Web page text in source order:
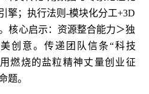
擎；执行法则-模块化分工+3D
核心启示：资源整合能力＞独
创意。传递团队信条“科技
燃烧的盐粒精神丈量创业征
题。